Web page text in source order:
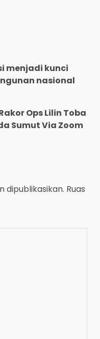
menjadi kunci
nasional
Ops Lilin Toba
Sumut Via Zoom
dipublikasikan. Ruas